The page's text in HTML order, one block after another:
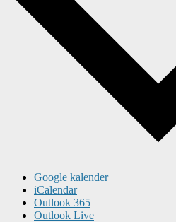
Google kalender
iCalendar
Outlook 365
Outlook Live